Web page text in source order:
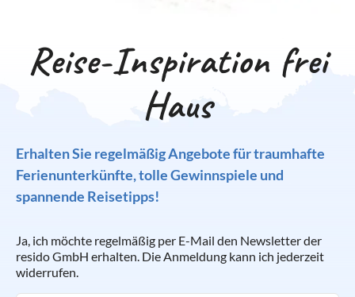
Reise-Inspiration frei
Haus
Erhalten Sie regelmäßig Angebote für traumhafte
Ferienunterkünfte, tolle Gewinnspiele und
spannende Reisetipps!
Ja, ich möchte regelmäßig per E-Mail den Newsletter der
resido GmbH erhalten. Die Anmeldung kann ich jederzeit
widerrufen.